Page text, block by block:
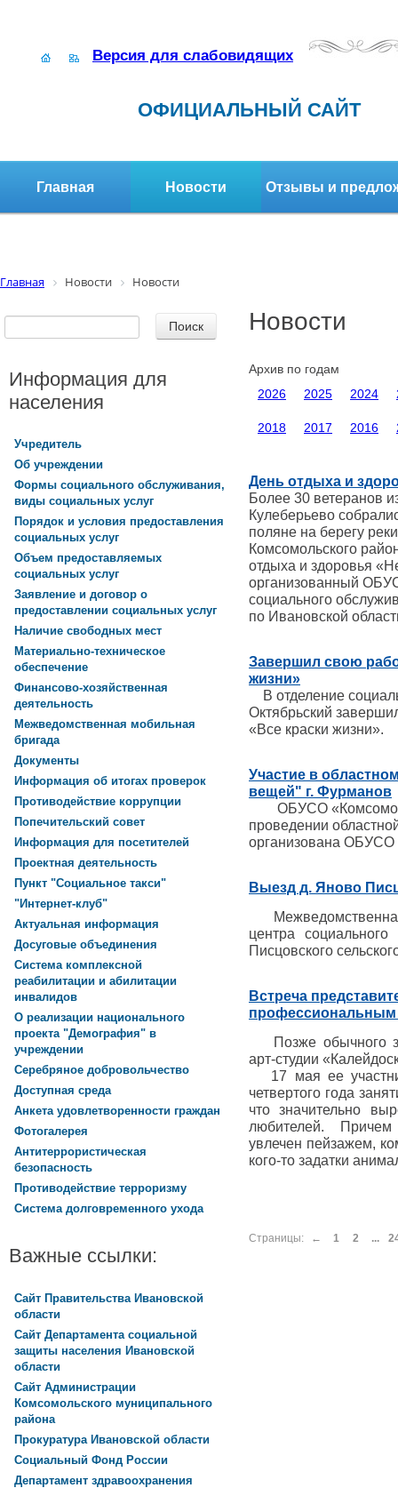
Версия для слабовидящих
ОФИЦИАЛЬНЫЙ САЙТ
Главная Новости Отзывы и
Главная Новости Новости
Новости
Архив по годам
2026
2025 2024
2018 2017 2016
День отдыха и
Более 30 ветеранов
Кулеберьево
поляне на берегу
Комсомольского
отдыха и здоровья
организованный
социального
по Ивановской
Завершил свою
жизни»
В отделение
Октябрьский
«Все краски жизни».
Участие в
вещей" г. Фурманов
ОБУСО
проведении
организована
Выезд д. Яново
Межведомственная
центра
Писцовского
Встреча
Позже обычного
арт-студии
17 мая ее
четвертого года
что значительно
любителей. Причем
увлечен пейзажем,
кого-то задатки
Страницы: ← 1 2 ...
Информация для
населения
Учредитель
Об учреждении
Формы социального обслуживания,
виды социальных услуг
Порядок и условия предоставления
социальных услуг
Объем предоставляемых
социальных услуг
Заявление и договор о
предоставлении социальных услуг
Наличие свободных мест
Материально-техническое
обеспечение
Финансово-хозяйственная
деятельность
Межведомственная мобильная
бригада
Документы
Информация об итогах проверок
Противодействие коррупции
Попечительский совет
Информация для посетителей
Проектная деятельность
Пункт "Социальное такси"
"Интернет-клуб"
Актуальная информация
Досуговые объединения
Система комплексной
реабилитации и абилитации
инвалидов
О реализации национального
проекта "Демография" в
учреждении
Серебряное добровольчество
Доступная среда
Анкета удовлетворенности граждан
Фотогалерея
Антитеррористическая
безопасность
Противодействие терроризму
Система долговременного ухода
Важные ссылки:
Сайт Правительства Ивановской
области
Сайт Департамента социальной
защиты населения Ивановской
области
Сайт Администрации
Комсомольского муниципального
района
Прокуратура Ивановской области
Социальный Фонд России
Департамент здравоохранения